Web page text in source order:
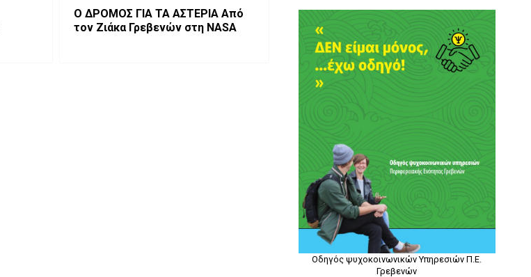
Ο ΔΡΟΜΟΣ ΓΙΑ ΤΑ ΑΣΤΕΡΙΑ Από
τον Ζιάκα Γρεβενών στη NASA
Οδηγός ψυχοκοινωνικών Υπηρεσιών Π.Ε.
Γρεβενών